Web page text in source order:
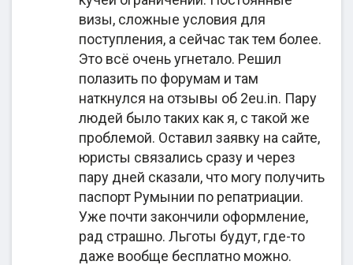
присяги — после подачи, репатрианты
ожидают выхода в приказ и готовятся к
принятию присяги; можно самостоятельно
отслеживать статус заявления либо с
помощью юристов.
Второе посещение ANC
торжественно произносят текст присяги в
церемониальном зале АНЧ, получают
электронный сертификат о гражданстве.
Оформление европейских документов с
помощью юристов
— ID-карты, заграничного
паспорта, свидетельства о рождении, браке,
водительского удостоверения.
визы, сложные условия для
поступления, а сейчас так тем более.
Это всё очень угнетало. Решил
полазить по форумам и там
наткнулся на отзывы об 2eu.in. Пару
людей было таких как я, с такой же
проблемой. Оставил заявку на сайте,
юристы связались сразу и через
пару дней сказали, что могу получить
паспорт Румынии по репатриации.
Уже почти закончили оформление,
рад страшно. Льготы будут, где-то
даже вообще бесплатно можно.